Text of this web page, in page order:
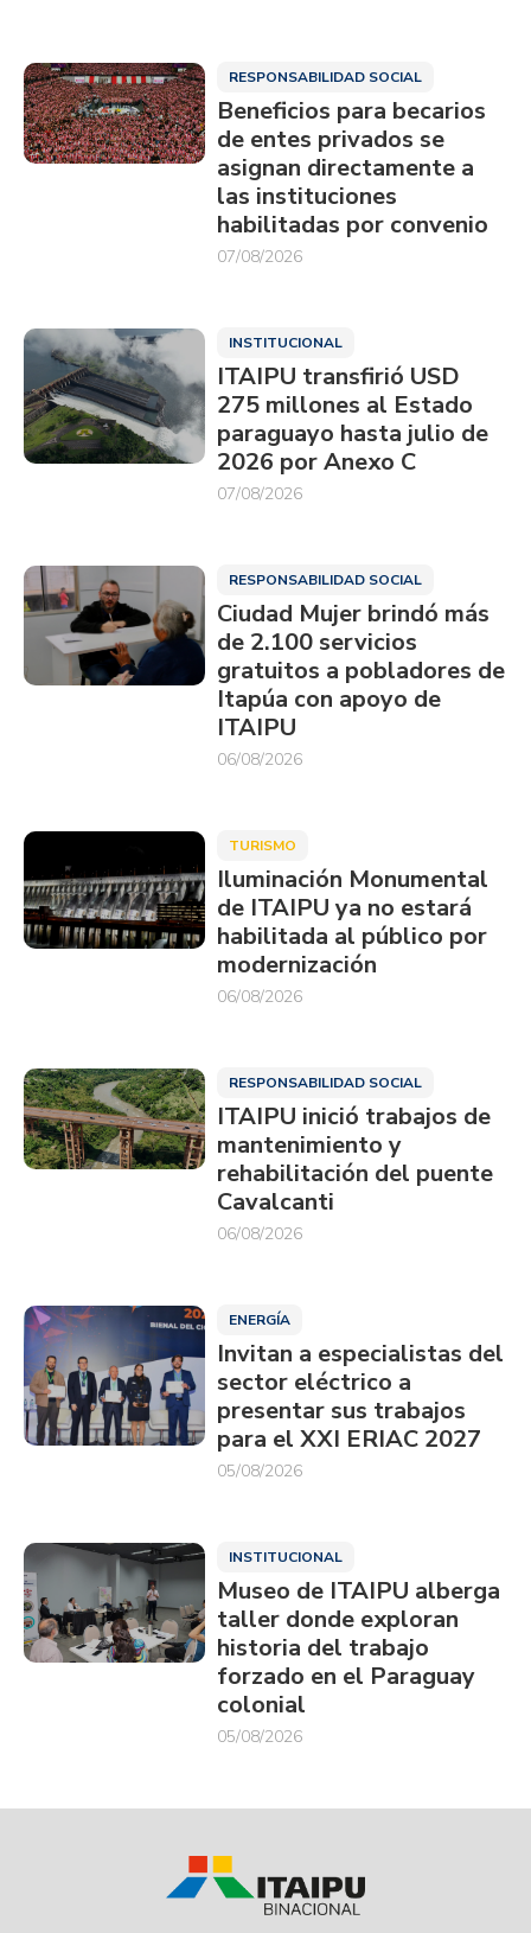
RESPONSABILIDAD SOCIAL
Beneficios para becarios
de entes privados se
asignan directamente a
las instituciones
habilitadas por convenio
07/08/2026
INSTITUCIONAL
ITAIPU transfirió USD
275 millones al Estado
paraguayo hasta julio de
2026 por Anexo C
07/08/2026
RESPONSABILIDAD SOCIAL
Ciudad Mujer brindó más
de 2.100 servicios
gratuitos a pobladores de
Itapúa con apoyo de
ITAIPU
06/08/2026
TURISMO
Iluminación Monumental
de ITAIPU ya no estará
habilitada al público por
modernización
06/08/2026
RESPONSABILIDAD SOCIAL
ITAIPU inició trabajos de
mantenimiento y
rehabilitación del puente
Cavalcanti
06/08/2026
ENERGÍA
Invitan a especialistas del
sector eléctrico a
presentar sus trabajos
para el XXI ERIAC 2027
05/08/2026
INSTITUCIONAL
Museo de ITAIPU alberga
taller donde exploran
historia del trabajo
forzado en el Paraguay
colonial
05/08/2026